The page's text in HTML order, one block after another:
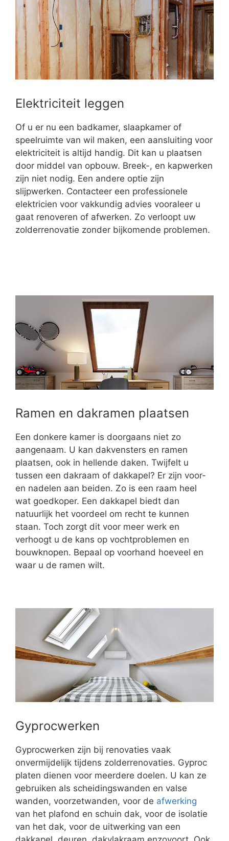
Elektriciteit leggen
Of u er nu een badkamer, slaapkamer of
speelruimte van wil maken, een aansluiting voor
elektriciteit is altijd handig. Dit kan u plaatsen
door middel van opbouw. Breek-, en kapwerken
zijn niet nodig. Een andere optie zijn
slijpwerken. Contacteer een professionele
elektricien voor vakkundig advies vooraleer u
gaat renoveren of afwerken. Zo verloopt uw
zolderrenovatie zonder bijkomende problemen.
Ramen en dakramen plaatsen
Een donkere kamer is doorgaans niet zo
aangenaam. U kan dakvensters en ramen
plaatsen, ook in hellende daken. Twijfelt u
tussen een dakraam of dakkapel? Er zijn voor-
en nadelen aan beiden. Zo is een raam heel
wat goedkoper. Een dakkapel biedt dan
natuurlijk het voordeel om recht te kunnen
staan. Toch zorgt dit voor meer werk en
verhoogt u de kans op vochtproblemen en
bouwknopen. Bepaal op voorhand hoeveel en
waar u de ramen wilt.
Gyprocwerken
Gyprocwerken zijn bij renovaties vaak
onvermijdelijk tijdens zolderrenovaties. Gyproc
platen dienen voor meerdere doelen. U kan ze
gebruiken als scheidingswanden en valse
wanden, voorzetwanden, voor de afwerking
van het plafond en schuin dak, voor de isolatie
van het dak, voor de uitwerking van een